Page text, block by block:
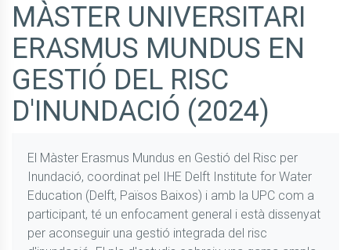
MÀSTER UNIVERSITARI
ERASMUS MUNDUS EN
GESTIÓ DEL RISC
D'INUNDACIÓ (2024)
El Màster Erasmus Mundus en Gestió del Risc per
Inundació, coordinat pel IHE Delft Institute for Water
Education (Delft, Països Baixos) i amb la UPC com a
participant, té un enfocament general i està dissenyat
per aconseguir una gestió integrada del risc